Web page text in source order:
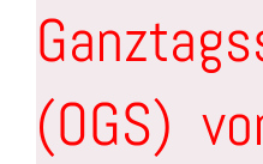
(OGS)